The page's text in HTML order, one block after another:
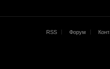
RSS Форум